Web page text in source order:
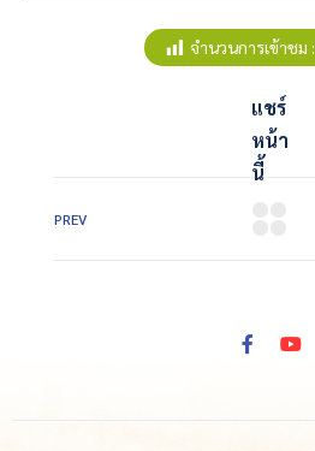
จำนวนการเข้าชม :
แชร์
หน้า
นี้
PREV